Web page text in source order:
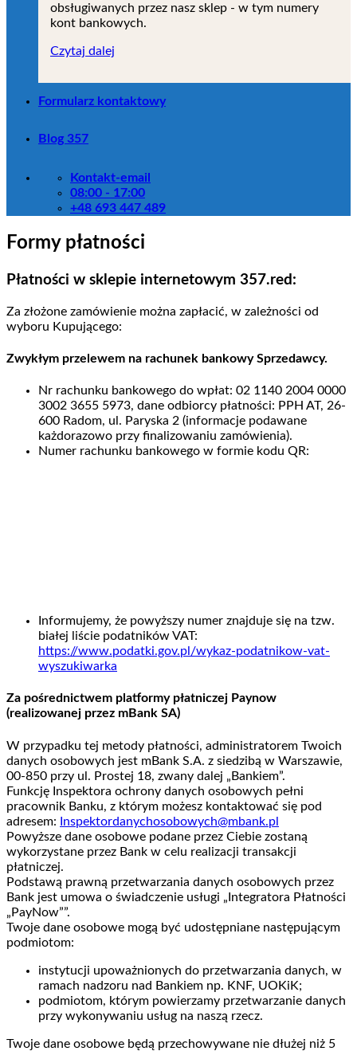
obsługiwanych przez nasz sklep - w tym numery
kont bankowych.
Czytaj dalej
Formularz kontaktowy
Blog 357
Kontakt-email
08:00 - 17:00
+48 693 447 489
Formy płatności
Płatności w sklepie internetowym 357.red:
Za złożone zamówienie można zapłacić, w zależności od
wyboru Kupującego:
Zwykłym przelewem na rachunek bankowy Sprzedawcy.
Nr rachunku bankowego do wpłat: 02 1140 2004 0000
3002 3655 5973, dane odbiorcy płatności: PPH AT, 26-
600 Radom, ul. Paryska 2 (informacje podawane
każdorazowo przy finalizowaniu zamówienia).
Numer rachunku bankowego w formie kodu QR:
Informujemy, że powyższy numer znajduje się na tzw.
białej liście podatników VAT:
https://www.podatki.gov.pl/wykaz-podatnikow-vat-
wyszukiwarka
Za pośrednictwem platformy płatniczej Paynow
(realizowanej przez mBank SA)
W przypadku tej metody płatności, administratorem Twoich
danych osobowych jest mBank S.A. z siedzibą w Warszawie,
00-850 przy ul. Prostej 18, zwany dalej „Bankiem”.
Funkcję Inspektora ochrony danych osobowych pełni
pracownik Banku, z którym możesz kontaktować się pod
adresem: Inspektordanychosobowych@mbank.pl
Powyższe dane osobowe podane przez Ciebie zostaną
wykorzystane przez Bank w celu realizacji transakcji
płatniczej.
Podstawą prawną przetwarzania danych osobowych przez
Bank jest umowa o świadczenie usługi „Integratora Płatności
„PayNow””.
Twoje dane osobowe mogą być udostępniane następującym
podmiotom:
instytucji upoważnionych do przetwarzania danych, w
ramach nadzoru nad Bankiem np. KNF, UOKiK;
podmiotom, którym powierzamy przetwarzanie danych
przy wykonywaniu usług na naszą rzecz.
Twoje dane osobowe będą przechowywane nie dłużej niż 5